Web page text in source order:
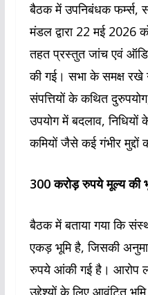
बैठक में उपनिबंधक फर्म्स,
मंडल द्वारा 22 मई 2026
तहत प्रस्तुत जांच एवं
की गई। सभा के समक्ष रखे
संपत्तियों के कथित
उपयोग में बदलाव,
कमियों जैसे कई गंभीर मुद्दों
300 करोड़ रुपये मूल्य की
बैठक में बताया गया कि
एकड़ भूमि है, जिसकी
रुपये आंकी गई है। आरोप
उद्देश्यों के लिए आवंटित